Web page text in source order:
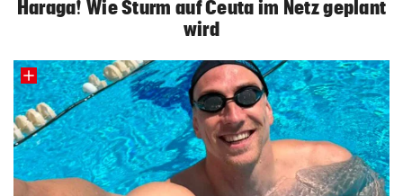
Haraga! Wie Sturm auf Ceuta im Netz geplant
wird